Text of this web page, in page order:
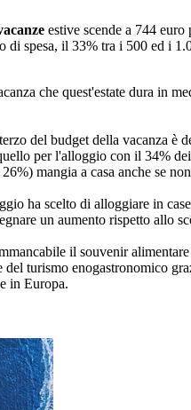
estive scende a 744
di spesa, il 33% tra i 500 ed i
che quest'estate dura in
del budget della vacanza è
per l'alloggio con il 34%
mangia a casa anche se
ha scelto di alloggiare in
un aumento rispetto allo
il souvenir
del turismo enogastronomico
in Europa.